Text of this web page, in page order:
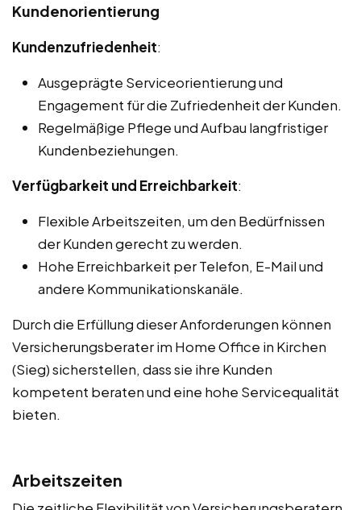
Kundenorientierung
Kundenzufriedenheit:
Ausgeprägte Serviceorientierung und
Engagement für die Zufriedenheit der Kunden.
Regelmäßige Pflege und Aufbau langfristiger
Kundenbeziehungen.
Verfügbarkeit und Erreichbarkeit:
Flexible Arbeitszeiten, um den Bedürfnissen
der Kunden gerecht zu werden.
Hohe Erreichbarkeit per Telefon, E-Mail und
andere Kommunikationskanäle.
Durch die Erfüllung dieser Anforderungen können
Versicherungsberater im Home Office in Kirchen
(Sieg) sicherstellen, dass sie ihre Kunden
kompetent beraten und eine hohe Servicequalität
bieten.
Arbeitszeiten